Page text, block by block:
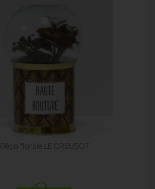
Déco florale LE CREUSOT